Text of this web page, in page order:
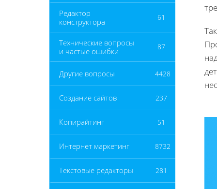
Редактор
конструктора
61
Технические вопросы
и частые ошибки
87
Другие вопросы 4428
Создание сайтов 237
Копирайтинг 51
Интернет маркетинг 8732
Текстовые редакторы 281